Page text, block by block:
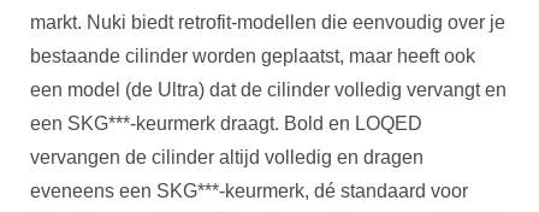
markt. Nuki biedt retrofit-modellen die eenvoudig over je
bestaande cilinder worden geplaatst, maar heeft ook
een model (de Ultra) dat de cilinder volledig vervangt en
een SKG***-keurmerk draagt. Bold en LOQED
vervangen de cilinder altijd volledig en dragen
eveneens een SKG***-keurmerk, dé standaard voor